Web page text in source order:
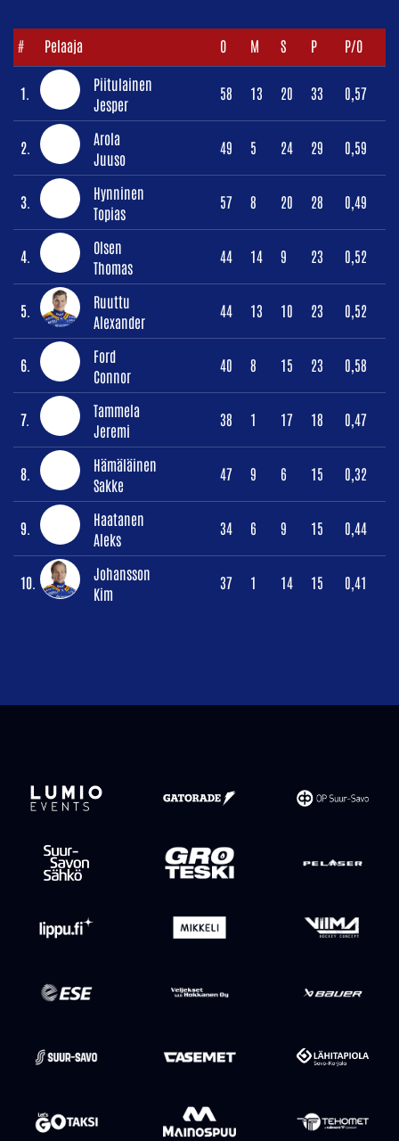
# Pelaaja O M S P P/O
1.
Piitulainen
Jesper
58 13 20 33 0,57
2.
Arola
Juuso
49 5 24 29 0,59
3.
Hynninen
Topias
57 8 20 28 0,49
4.
Olsen
Thomas
44 14 9 23 0,52
5.
Ruuttu
Alexander
44 13 10 23 0,52
6.
Ford
Connor
40 8 15 23 0,58
7.
Tammela
Jeremi
38 1 17 18 0,47
8.
Hämäläinen
Sakke
47 9 6 15 0,32
9.
Haatanen
Aleks
34 6 9 15 0,44
10.
Johansson
Kim
37 1 14 15 0,41